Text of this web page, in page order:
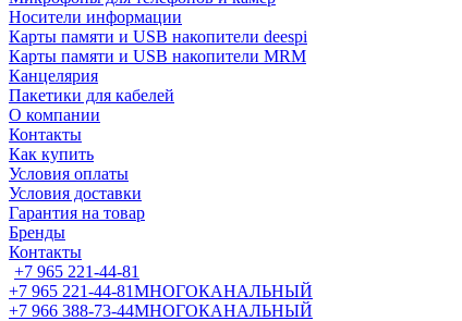
Носители информации
Карты памяти и USB накопители deespi
Карты памяти и USB накопители MRM
Канцелярия
Пакетики для кабелей
О компании
Контакты
Как купить
Условия оплаты
Условия доставки
Гарантия на товар
Бренды
Контакты
+7 965 221-44-81
+7 965 221-44-81МНОГОКАНАЛЬНЫЙ
+7 966 388-73-44МНОГОКАНАЛЬНЫЙ